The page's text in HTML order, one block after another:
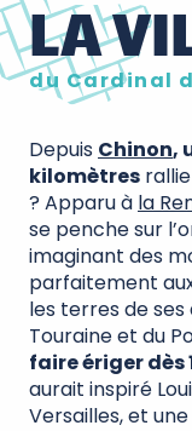
LA
du Cardinal
Depuis Chinon,
kilomètres
? Apparu à la
se penche sur
imaginant des
parfaitement
les terres de
Touraine et du
faire ériger dès
aurait inspiré
Versailles, et